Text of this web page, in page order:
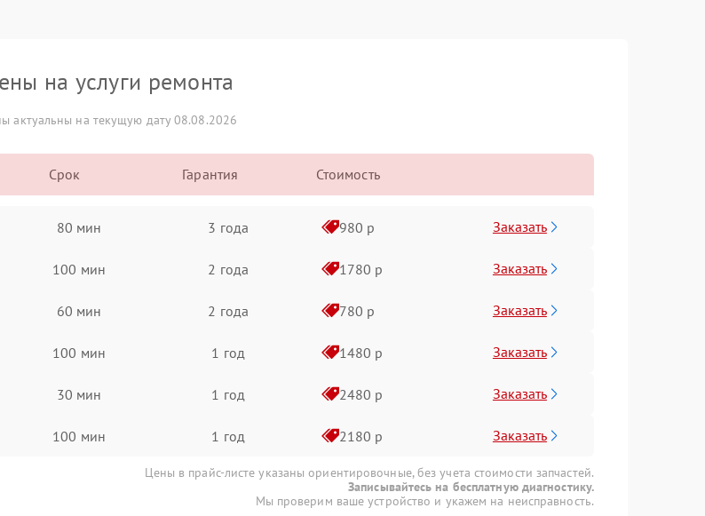
на услуги ремонта
актуальны на текущую дату 08.08.2026
Срок Гарантия Стоимость
80 мин 3 года 980 р Заказать
100 мин 2 года 1780 р Заказать
60 мин 2 года 780 р Заказать
100 мин 1 год 1480 р Заказать
30 мин 1 год 2480 р Заказать
100 мин 1 год 2180 р Заказать
Цены в прайс-листе указаны ориентировочные, без учета стоимости запчастей.
Записывайтесь на бесплатную диагностику.
Мы проверим ваше устройство и укажем на неисправность.